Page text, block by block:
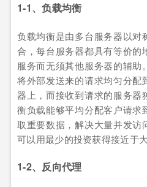
1-1、负载均衡
负载均衡是由多台服务器以对
合，每台服务器都具有等价的
服务而无须其他服务器的辅助
将外部发送来的请求均匀分配
器上，而接收到请求的服务器
衡负载能够平均分配客户请求
取重要数据，解决大量并发访
可以用最少的投资获得接近于
1-2、反向代理